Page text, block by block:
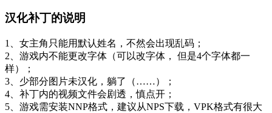
汉化补丁的说明
1、女主角只能用默认姓名，不然会出现乱码；
2、游戏内不能更改字体（可以改字体， 但是4个字体都一
样）；
3、少部分图片未汉化，躺了（……）；
4、补丁内的视频文件会剧透，慎点开；
5、游戏需安装NNP格式，建议从NPS下载，VPK格式有很大